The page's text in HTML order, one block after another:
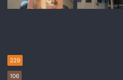
229
106